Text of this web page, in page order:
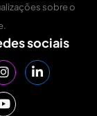
sobre o
sociais